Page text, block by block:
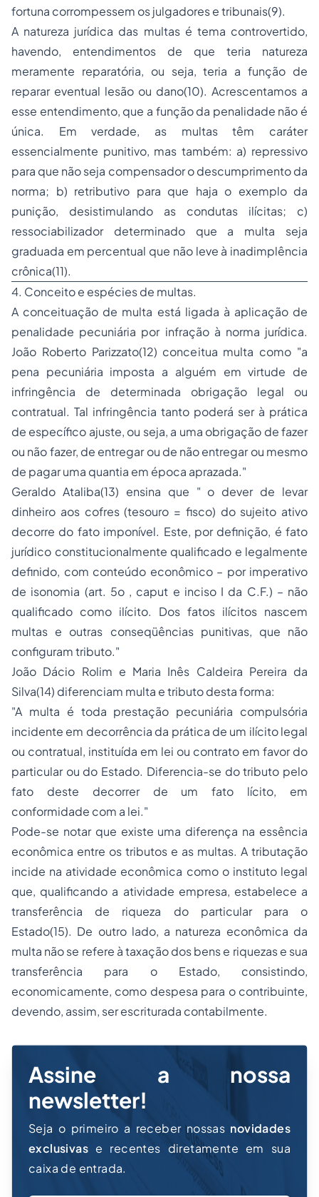
fortuna corrompessem os julgadores e tribunais(9).
A natureza jurídica das multas é tema controvertido,
havendo, entendimentos de que teria natureza
meramente reparatória, ou seja, teria a função de
reparar eventual lesão ou dano(10). Acrescentamos a
esse entendimento, que a função da penalidade não é
única. Em verdade, as multas têm caráter
essencialmente punitivo, mas também: a) repressivo
para que não seja compensador o descumprimento da
norma; b) retributivo para que haja o exemplo da
punição, desistimulando as condutas ilícitas; c)
ressociabilizador determinado que a multa seja
graduada em percentual que não leve à inadimplência
crônica(11).
4. Conceito e espécies de multas.
A conceituação de multa está ligada à aplicação de
penalidade pecuniária por infração à norma jurídica.
João Roberto Parizzato(12) conceitua multa como "a
pena pecuniária imposta a alguém em virtude de
infringência de determinada obrigação legal ou
contratual. Tal infringência tanto poderá ser à prática
de específico ajuste, ou seja, a uma obrigação de fazer
ou não fazer, de entregar ou de não entregar ou mesmo
de pagar uma quantia em época aprazada."
Geraldo Ataliba(13) ensina que " o dever de levar
dinheiro aos cofres (tesouro = fisco) do sujeito ativo
decorre do fato imponível. Este, por definição, é fato
jurídico constitucionalmente qualificado e legalmente
definido, com conteúdo econômico – por imperativo
de isonomia (art. 5o , caput e inciso I da C.F.) – não
qualificado como ilícito. Dos fatos ilícitos nascem
multas e outras conseqüências punitivas, que não
configuram tributo."
João Dácio Rolim e Maria Inês Caldeira Pereira da
Silva(14) diferenciam multa e tributo desta forma:
"A multa é toda prestação pecuniária compulsória
incidente em decorrência da prática de um ilícito legal
ou contratual, instituída em lei ou contrato em favor do
particular ou do Estado. Diferencia-se do tributo pelo
fato deste decorrer de um fato lícito, em
conformidade com a lei."
Pode-se notar que existe uma diferença na essência
econômica entre os tributos e as multas. A tributação
incide na atividade econômica como o instituto legal
que, qualificando a atividade empresa, estabelece a
transferência de riqueza do particular para o
Estado(15). De outro lado, a natureza econômica da
multa não se refere à taxação dos bens e riquezas e sua
transferência para o Estado, consistindo,
economicamente, como despesa para o contribuinte,
devendo, assim, ser escriturada contabilmente.
Assine a nossa
newsletter!
Seja o primeiro a receber nossas novidades
exclusivas e recentes diretamente em sua
caixa de entrada.